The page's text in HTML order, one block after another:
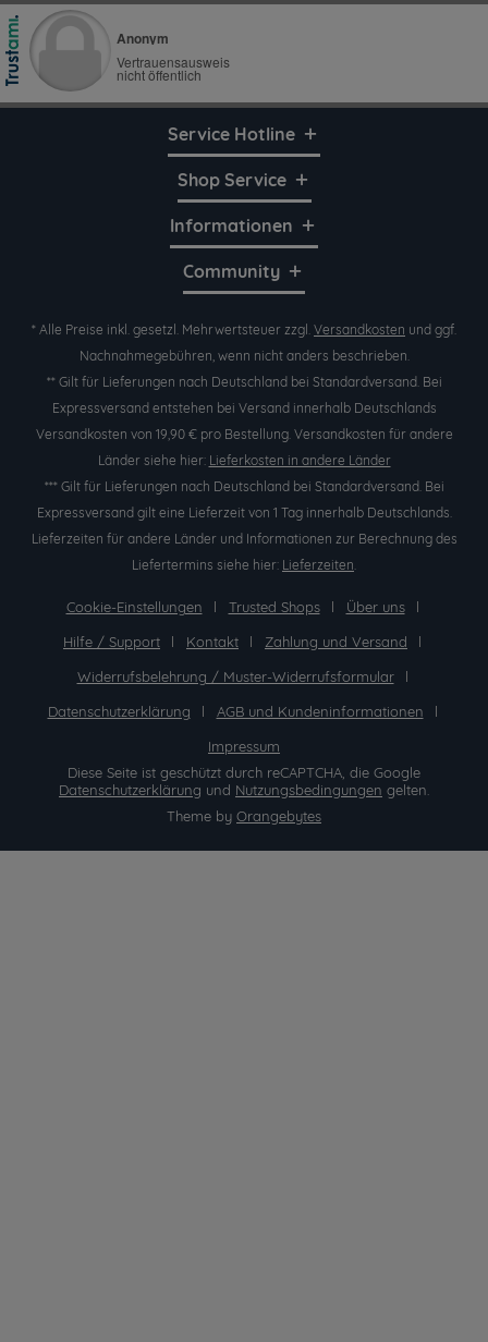
Service Hotline
Shop Service
Informationen
Community
* Alle Preise inkl. gesetzl. Mehrwertsteuer zzgl. Versandkosten und ggf.
Nachnahmegebühren, wenn nicht anders beschrieben.
** Gilt für Lieferungen nach Deutschland bei Standardversand. Bei
Expressversand entstehen bei Versand innerhalb Deutschlands
Versandkosten von 19,90 € pro Bestellung. Versandkosten für andere
Länder siehe hier: Lieferkosten in andere Länder
*** Gilt für Lieferungen nach Deutschland bei Standardversand. Bei
Expressversand gilt eine Lieferzeit von 1 Tag innerhalb Deutschlands.
Lieferzeiten für andere Länder und Informationen zur Berechnung des
Liefertermins siehe hier: Lieferzeiten.
Cookie-Einstellungen Trusted Shops
Über uns
Hilfe / Support
Kontakt
Zahlung und Versand
Widerrufsbelehrung / Muster-Widerrufsformular
Datenschutzerklärung
AGB und Kundeninformationen
Impressum
Diese Seite ist geschützt durch reCAPTCHA, die Google
Datenschutzerklärung und Nutzungsbedingungen gelten.
Theme by Orangebytes